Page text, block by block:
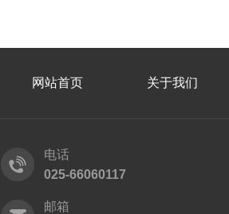
网站首页 关于我们
电话
025-66060117
邮箱